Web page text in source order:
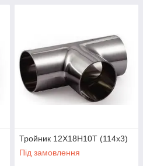
Тройник 12Х18Н10Т (114x3)
Під замовлення